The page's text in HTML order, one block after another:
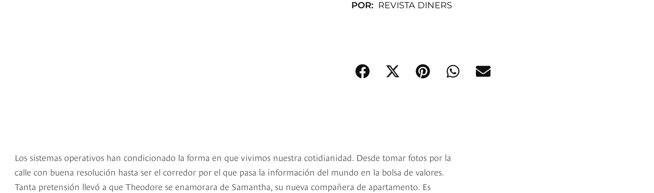
POR: REVISTA DINERS
Los sistemas operativos han condicionado la forma en que vivimos nuestra cotidianidad. Desde tomar fotos por la
calle con buena resolución hasta ser el corredor por el que pasa la información del mundo en la bolsa de valores.
Tanta pretensión llevó a que Theodore se enamorara de Samantha, su nueva compañera de apartamento. Es